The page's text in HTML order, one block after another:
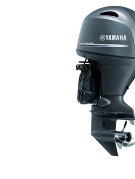
NAFUKOVACÍ ČLUNY
LODNÍ ELEKTROMOTORY
PRAMICE A MOTOROVÉ VESLICE